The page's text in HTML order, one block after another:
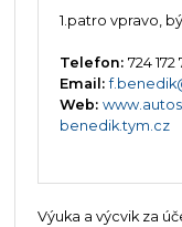
1.patro vpravo,
Telefon: 724 172
Email:
Web:
benedik.tym.cz
Výuka a výcvik za